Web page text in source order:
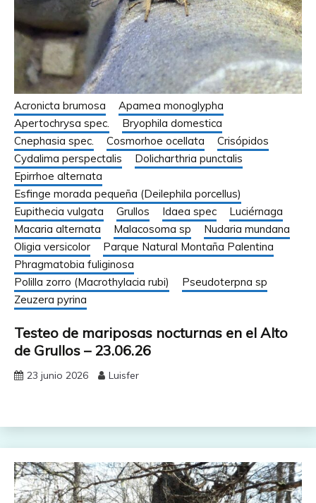
Acronicta brumosa
Apamea monoglypha
Apertochrysa spec.
Bryophila domestica
Cnephasia spec.
Cosmorhoe ocellata
Crisópidos
Cydalima perspectalis
Dolicharthria punctalis
Epirrhoe alternata
Esfinge morada pequeña (Deilephila porcellus)
Eupithecia vulgata
Grullos Idaea spec
Luciérnaga
Macaria alternata
Malacosoma sp
Nudaria mundana
Oligia versicolor
Parque Natural Montaña Palentina
Phragmatobia fuliginosa
Polilla zorro (Macrothylacia rubi)
Pseudoterpna sp
Zeuzera pyrina
Testeo de mariposas nocturnas en el Alto
de Grullos – 23.06.26
23 junio 2026 Luisfer